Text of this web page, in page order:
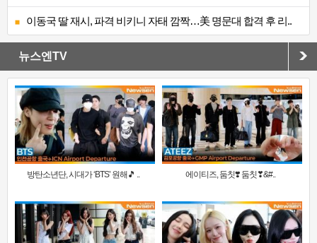
이동국 딸 재시, 파격 비키니 자태 깜짝…美 명문대 합격 후 리..
뉴스엔TV
방탄소년단, 시대가 ‘BTS’ 원해🎵 .. 에이티즈, 둠칫❣️ 둠칫❣&#..